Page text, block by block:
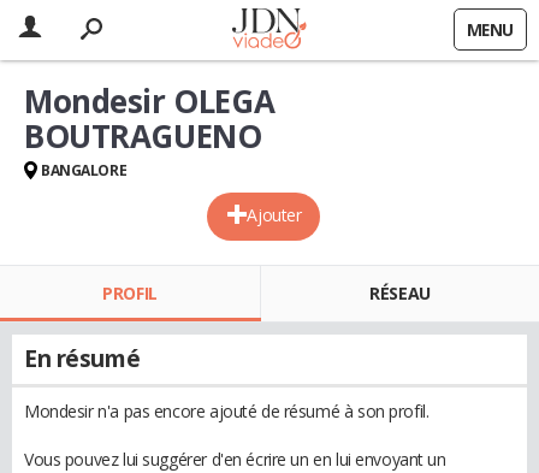
MENU
Ajouter
Mondesir OLEGA
BOUTRAGUENO
BANGALORE
PROFIL RÉSEAU
En résumé
Mondesir n'a pas encore ajouté de résumé à son profil.
Vous pouvez lui suggérer d'en écrire un en lui envoyant un